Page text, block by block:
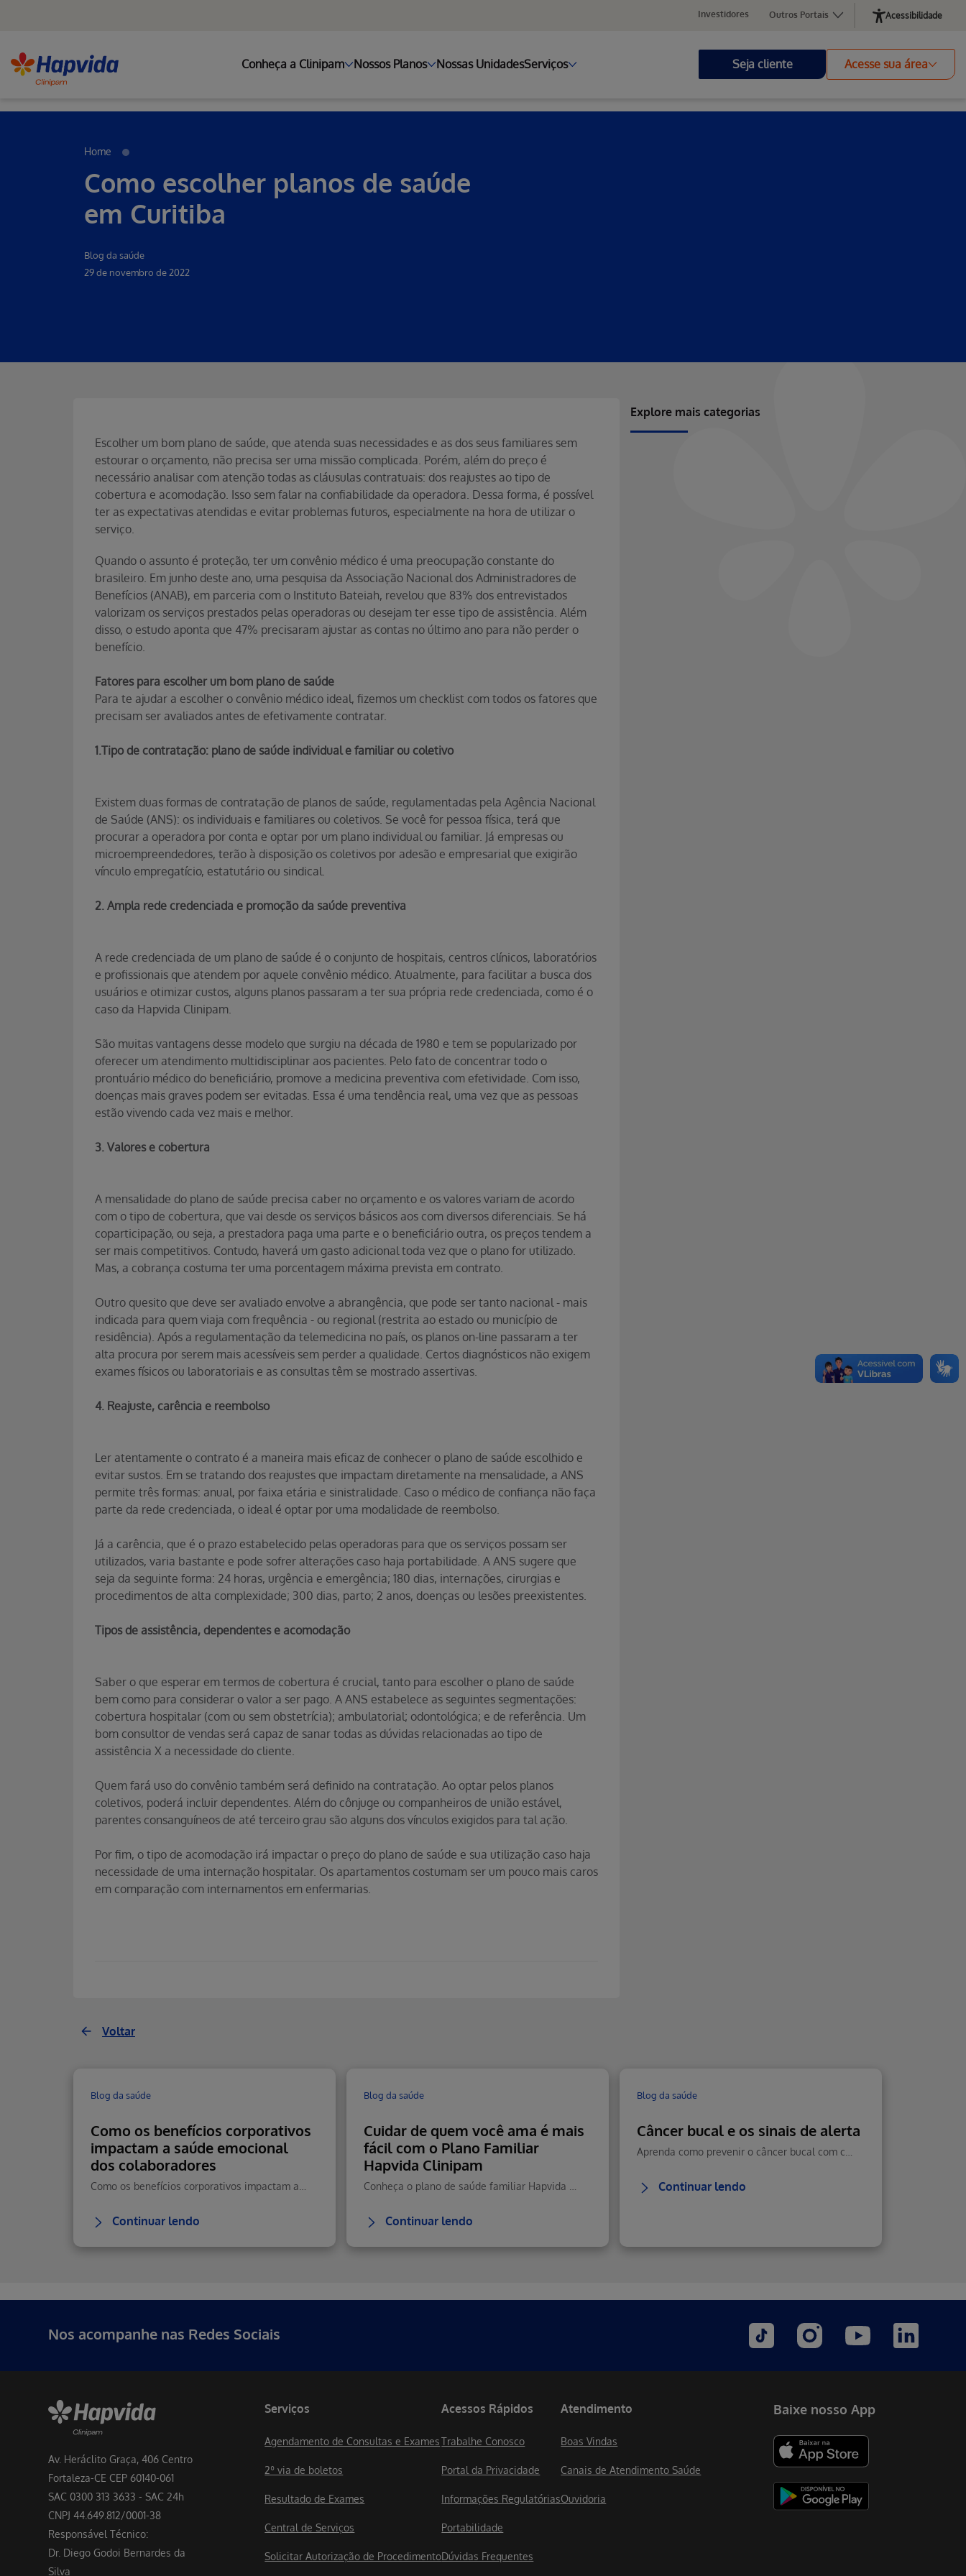
Pular para o Conteúdo principal
Investidores Outros Portais Acessibilidade
Conheça a Clinipam Nossos Planos Nossas UnidadesServiços Seja cliente Acesse sua área
Home
Como escolher planos de saúde
em Curitiba
Blog da saúde
29 de novembro de 2022
Escolher um bom plano de saúde, que atenda suas necessidades e as dos seus familiares sem
estourar o orçamento, não precisa ser uma missão complicada. Porém, além do preço é
necessário analisar com atenção todas as cláusulas contratuais: dos reajustes ao tipo de
cobertura e acomodação. Isso sem falar na confiabilidade da operadora. Dessa forma, é possível
ter as expectativas atendidas e evitar problemas futuros, especialmente na hora de utilizar o
serviço.
Quando o assunto é proteção, ter um convênio médico é uma preocupação constante do
brasileiro. Em junho deste ano, uma pesquisa da Associação Nacional dos Administradores de
Benefícios (ANAB), em parceria com o Instituto Bateiah, revelou que 83% dos entrevistados
valorizam os serviços prestados pelas operadoras ou desejam ter esse tipo de assistência. Além
disso, o estudo aponta que 47% precisaram ajustar as contas no último ano para não perder o
benefício.
Fatores para escolher um bom plano de saúde
Para te ajudar a escolher o convênio médico ideal, fizemos um checklist com todos os fatores que
precisam ser avaliados antes de efetivamente contratar.
1.Tipo de contratação: plano de saúde individual e familiar ou coletivo
Existem duas formas de contratação de planos de saúde, regulamentadas pela Agência Nacional
de Saúde (ANS): os individuais e familiares ou coletivos. Se você for pessoa física, terá que
procurar a operadora por conta e optar por um plano individual ou familiar. Já empresas ou
microempreendedores, terão à disposição os coletivos por adesão e empresarial que exigirão
vínculo empregatício, estatutário ou sindical.
2. Ampla rede credenciada e promoção da saúde preventiva
A rede credenciada de um plano de saúde é o conjunto de hospitais, centros clínicos, laboratórios
e profissionais que atendem por aquele convênio médico. Atualmente, para facilitar a busca dos
usuários e otimizar custos, alguns planos passaram a ter sua própria rede credenciada, como é o
caso da Hapvida Clinipam.
São muitas vantagens desse modelo que surgiu na década de 1980 e tem se popularizado por
oferecer um atendimento multidisciplinar aos pacientes. Pelo fato de concentrar todo o
prontuário médico do beneficiário, promove a medicina preventiva com efetividade. Com isso,
doenças mais graves podem ser evitadas. Essa é uma tendência real, uma vez que as pessoas
estão vivendo cada vez mais e melhor.
3. Valores e cobertura
A mensalidade do plano de saúde precisa caber no orçamento e os valores variam de acordo
com o tipo de cobertura, que vai desde os serviços básicos aos com diversos diferenciais. Se há
coparticipação, ou seja, a prestadora paga uma parte e o beneficiário outra, os preços tendem a
ser mais competitivos. Contudo, haverá um gasto adicional toda vez que o plano for utilizado.
Mas, a cobrança costuma ter uma porcentagem máxima prevista em contrato.
Outro quesito que deve ser avaliado envolve a abrangência, que pode ser tanto nacional - mais
indicada para quem viaja com frequência - ou regional (restrita ao estado ou município de
residência). Após a regulamentação da telemedicina no país, os planos on-line passaram a ter
alta procura por serem mais acessíveis sem perder a qualidade. Certos diagnósticos não exigem
exames físicos ou laboratoriais e as consultas têm se mostrado assertivas.
4. Reajuste, carência e reembolso
Ler atentamente o contrato é a maneira mais eficaz de conhecer o plano de saúde escolhido e
evitar sustos. Em se tratando dos reajustes que impactam diretamente na mensalidade, a ANS
permite três formas: anual, por faixa etária e sinistralidade. Caso o médico de confiança não faça
parte da rede credenciada, o ideal é optar por uma modalidade de reembolso.
Já a carência, que é o prazo estabelecido pelas operadoras para que os serviços possam ser
utilizados, varia bastante e pode sofrer alterações caso haja portabilidade. A ANS sugere que
seja da seguinte forma: 24 horas, urgência e emergência; 180 dias, internações, cirurgias e
procedimentos de alta complexidade; 300 dias, parto; 2 anos, doenças ou lesões preexistentes.
Tipos de assistência, dependentes e acomodação
Saber o que esperar em termos de cobertura é crucial, tanto para escolher o plano de saúde
bem como para considerar o valor a ser pago. A ANS estabelece as seguintes segmentações:
cobertura hospitalar (com ou sem obstetrícia); ambulatorial; odontológica; e de referência. Um
bom consultor de vendas será capaz de sanar todas as dúvidas relacionadas ao tipo de
assistência X a necessidade do cliente.
Quem fará uso do convênio também será definido na contratação. Ao optar pelos planos
coletivos, poderá incluir dependentes. Além do cônjuge ou companheiros de união estável,
parentes consanguíneos de até terceiro grau são alguns dos vínculos exigidos para tal ação.
Por fim, o tipo de acomodação irá impactar o preço do plano de saúde e sua utilização caso haja
necessidade de uma internação hospitalar. Os apartamentos costumam ser um pouco mais caros
em comparação com internamentos em enfermarias.
Explore mais categorias
Voltar
Blog da saúde
Como os benefícios corporativos
impactam a saúde emocional
dos colaboradores
Continuar lendo
Blog da saúde
Cuidar de quem você ama é mais
fácil com o Plano Familiar
Hapvida Clinipam
Continuar lendo
Blog da saúde
Câncer bucal e os sinais de alerta
Continuar lendo
Nos acompanhe nas Redes Sociais
Av. Heráclito Graça, 406 Centro
Fortaleza-CE CEP 60140-061
SAC 0300 313 3633 - SAC 24h
CNPJ 44.649.812/0001-38
Responsável Técnico:
Dr. Diego Godoi Bernardes da
Silva
Serviços
Agendamento de Consultas e Exames
2º via de boletos
Resultado de Exames
Central de Serviços
Solicitar Autorização de Procedimento
Acessos Rápidos
Trabalhe Conosco
Portal da Privacidade
Informações Regulatórias
Portabilidade
Dúvidas Frequentes
Atendimento
Boas Vindas
Canais de Atendimento Saúde
Ouvidoria
Baixe nosso App